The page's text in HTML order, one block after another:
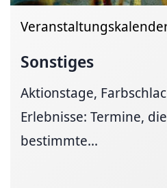
Sonstiges
Aktionstage,
Erlebnisse: Termine,
bestimmte...